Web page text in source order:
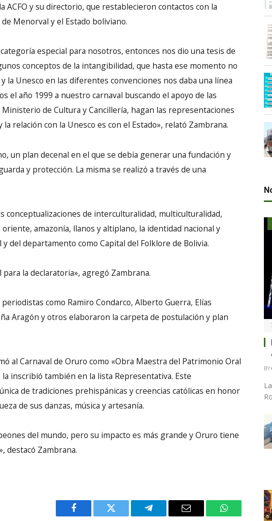
ACFO y su directorio, que restablecieron contactos con la
Menorval y el Estado boliviano.
especial para nosotros, entonces nos dio una tesis de
conceptos de la intangibilidad, que hasta ese momento no
la Unesco en las diferentes convenciones nos daba una línea
el año 1999 a nuestro carnaval buscando el apoyo de las
de Cultura y Cancillería, hagan las representaciones
relación con la Unesco es con el Estado», relató Zambrana.
un plan decenal en el que se debía generar una fundación y
y protección. La misma se realizó a través de una
conceptualizaciones de interculturalidad, multiculturalidad,
amazonía, llanos y altiplano, la identidad nacional y
del departamento como Capital del Folklore de Bolivia.
la declaratoria», agregó Zambrana.
como Ramiro Condarco, Alberto Guerra, Elías
Aragón y otros elaboraron la carpeta de postulación y plan
al Carnaval de Oruro como «Obra Maestra del Patrimonio Oral
inscribió también en la lista Representativa. Este
de tradiciones prehispánicas y creencias católicas en honor
de sus danzas, música y artesanía.
del mundo, pero su impacto es más grande y Oruro tiene
destacó Zambrana.
Facebook Twitter Telegram Email WhatsApp
BY